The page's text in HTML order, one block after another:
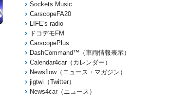
Sockets Music
CarscopeFA20
LIFE's radio
ドコデモFM
CarscopePlus
DashCommand™（車両情報表示）
Calendar4car（カレンダー）
Newsflow（ニュース・マガジン）
jigtwi（Twitter）
News4car（ニュース）